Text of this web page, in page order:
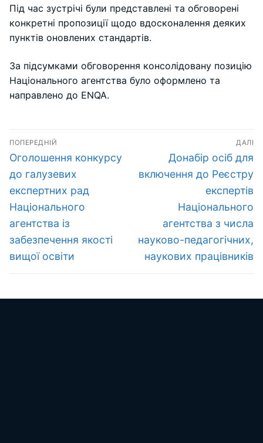
Під час зустрічі були представлені та обговорені
конкретні пропозиції щодо вдосконалення деяких
пунктів оновлених стандартів.
За підсумками обговорення консолідовану позицію
Національного агентства було оформлено та
направлено до ENQA.
Навігація
записів
ПОПЕРЕДНІЙ
Попередній
запис:
Оголошення конкурсу
до галузевих
експертних рад
Національного
агентства із
забезпечення якості
вищої освіти
ДАЛІ
Наступний
запис:
Донабір осіб для
включення до Реєстру
експертів
Національного
агентства з числа
науково-педагогічних,
наукових працівників